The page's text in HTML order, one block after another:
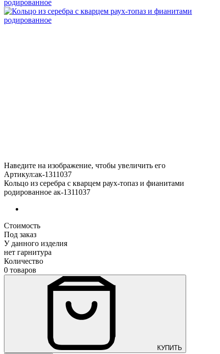
Наведите на изображение, чтобы увеличить его
Артикул:ак-1311037
Кольцо из серебра с кварцем раух-топаз и фианитами
родированное ак-1311037
Стоимость
Под заказ
У данного изделия
нет гарнитура
Количество
0 товаров
КУПИТЬ